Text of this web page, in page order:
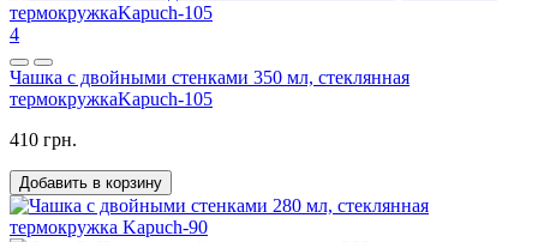
4
Чашка с двойными стенками 350 мл, стеклянная
термокружкаKapuch-105
410 грн.
Добавить в корзину